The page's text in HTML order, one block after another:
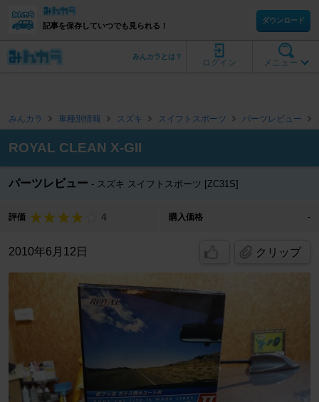
記事を保存していつでも見られる！
ダウンロード
メニュー
ログイン
みんカラとは？
みんカラ 車種別情報 スズキ スイフトスポーツ パーツレビュー
ROYAL CLEAN X-GII
パーツレビュー スズキ スイフトスポーツ [ZC31S]
評価 4 購入価格 -
2010年6月12日 クリップ